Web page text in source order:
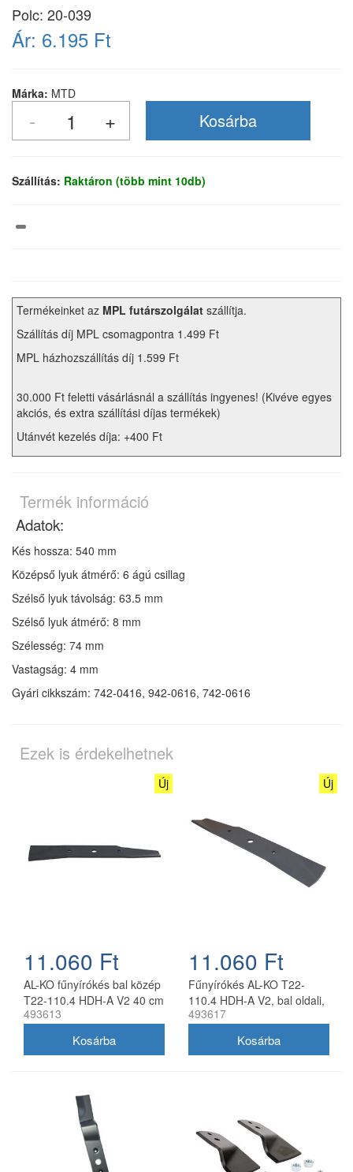
Polc: 20-039
Ár: 6.195 Ft
Márka: MTD
Szállítás: Raktáron (több mint 10db)
Termékeinket az MPL futárszolgálat szállítja.
Szállítás díj MPL csomagpontra 1.499 Ft
MPL házhozszállítás díj 1.599 Ft
30.000 Ft feletti vásárlásnál a szállítás ingyenes! (Kivéve egyes
akciós, és extra szállítási díjas termékek)
Utánvét kezelés díja: +400 Ft
Termék információ
Adatok:
Kés hossza: 540 mm
Középső lyuk átmérő: 6 ágú csillag
Szélső lyuk távolság: 63.5 mm
Szélső lyuk átmérő: 8 mm
Szélesség: 74 mm
Vastagság: 4 mm
Gyári cikkszám: 742-0416, 942-0616, 742-0616
Ezek is érdekelhetnek
Új
11.060 Ft
AL-KO fűnyírókés bal közép
T22-110.4 HDH-A V2 40 cm
493613
Új
11.060 Ft
Fűnyírókés AL-KO T22-
110.4 HDH-A V2, bal oldali,
40 cm
493617